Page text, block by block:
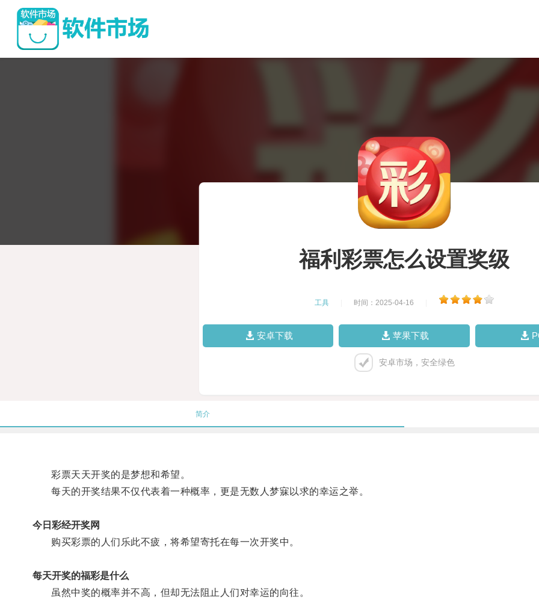
福利彩票怎么设置奖级
工具 时间：2025-04-16
安卓下载 苹果下载
安卓市场，安全绿色
简介
彩票天天开奖的是梦想和希望。
每天的开奖结果不仅代表着一种概率，更是无数人梦寐以求的幸运之举。
今日彩经开奖网
购买彩票的人们乐此不疲，将希望寄托在每一次开奖中。
每天开奖的福彩是什么
虽然中奖的概率并不高，但却无法阻止人们对幸运的向往。